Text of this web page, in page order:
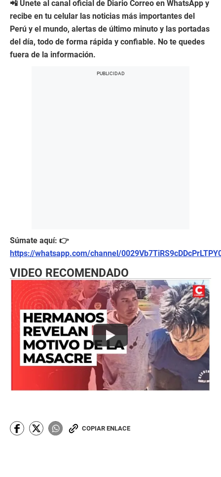
📲 Únete al canal oficial de Diario Correo en WhatsApp y
recibe en tu celular las noticias más importantes del
Perú y el mundo, alertas de último minuto y las portadas
del día, todo de forma rápida y confiable. No te quedes
fuera de la información.
Súmate aquí: 👉
https://whatsapp.com/channel/
VIDEO RECOMENDADO
COPIAR ENLACE